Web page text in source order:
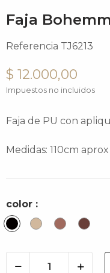
Faja
Referencia TJ6213
$ 12.000,00
Impuestos no incluidos
Faja de PU con
Medidas: 110cm
color :
NegroStoneCacao